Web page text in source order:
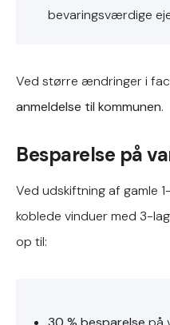
bevaringsværdige
Ved større ændringer i
anmeldelse til kommunen.
Besparelse på
Ved udskiftning af gamle
koblede vinduer med 3-
op til: